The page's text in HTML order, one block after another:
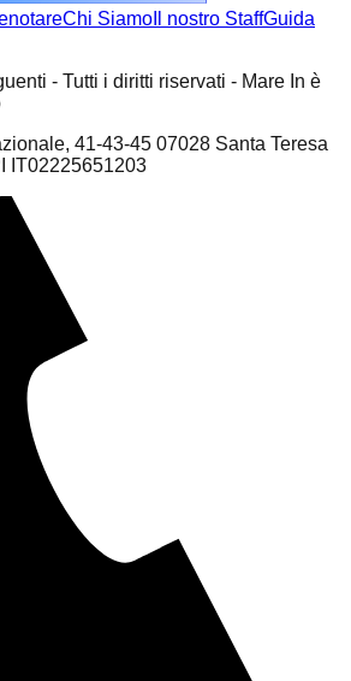
Chi Siamo Il nostro StaffGuida
- Tutti i diritti riservati - Mare In è
41-43-45 07028 Santa Teresa
IT02225651203